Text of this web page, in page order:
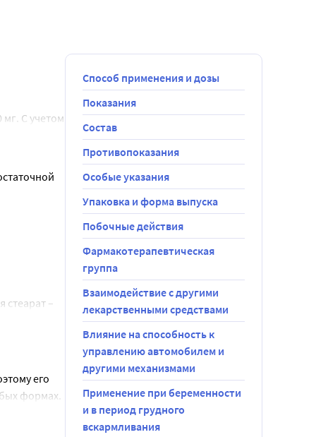
С учетом
100
или
стеарат –
его
формах.
с
Способ применения и дозы
Показания
Состав
Противопоказания
Особые указания
Упаковка и форма выпуска
Побочные действия
Фармакотерапевтическая
группа
Взаимодействие с другими
лекарственными средствами
Влияние на способность к
управлению автомобилем и
другими механизмами
Применение при беременности
и в период грудного
вскармливания